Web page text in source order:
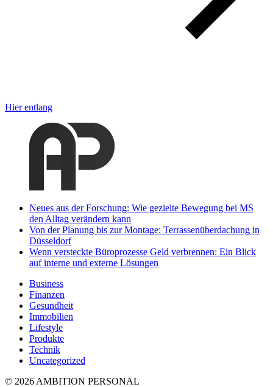
Hier entlang
Neues aus der Forschung: Wie gezielte Bewegung bei MS
den Alltag verändern kann
Von der Planung bis zur Montage: Terrassenüberdachung in
Düsseldorf
Wenn versteckte Büroprozesse Geld verbrennen: Ein Blick
auf interne und externe Lösungen
Business
Finanzen
Gesundheit
Immobilien
Lifestyle
Produkte
Technik
Uncategorized
© 2026 AMBITION PERSONAL